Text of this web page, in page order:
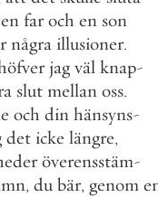
en far och en son
några illusioner.
jag väl knap-
slut mellan oss.
och din hänsyns-
det icke längre,
överensstäm-
, du bär, genom